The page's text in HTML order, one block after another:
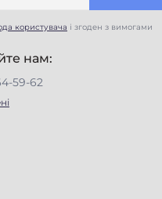
користувача і згоден з вимогами
нам:
59-62